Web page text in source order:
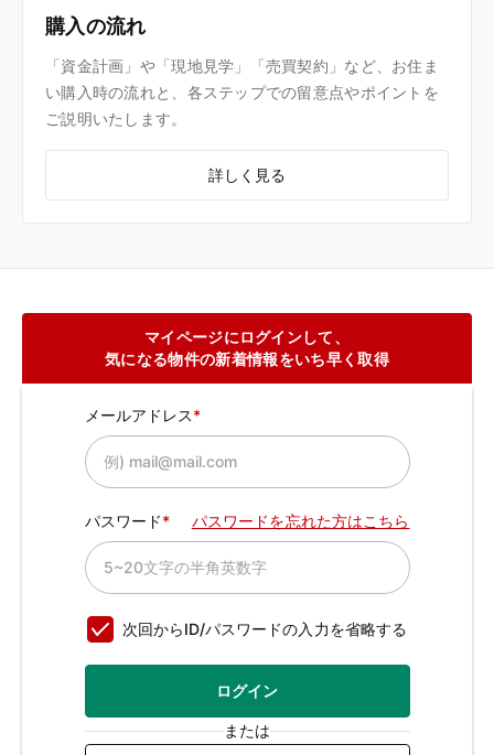
購入の流れ
「資金計画」や「現地見学」「売買契約」など、お住ま
い購入時の流れと、各ステップでの留意点やポイントを
ご説明いたします。
詳しく見る
マイページにログインして、
気になる物件の新着情報をいち早く取得
メールアドレス
パスワード パスワードを忘れた方はこちら
次回からID/パスワードの入力を省略する
ログイン
または